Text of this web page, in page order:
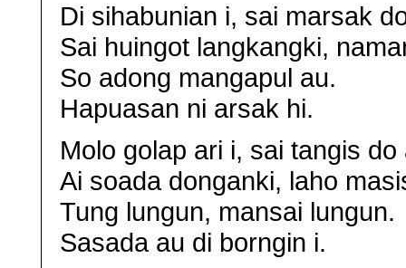
Di sihabunian i, sai marsak
Sai huingot langkangki,
So adong mangapul au.
Hapuasan ni arsak hi.
Molo golap ari i, sai tangis do
Ai soada donganki, laho
Tung lungun, mansai lungun.
Sasada au di borngin i.